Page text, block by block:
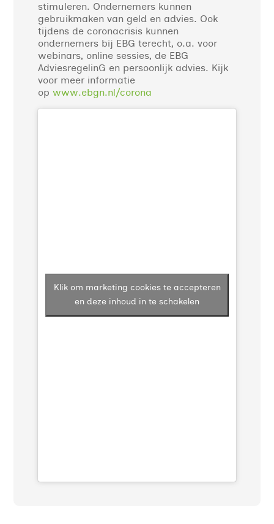
stimuleren. Ondernemers kunnen
gebruikmaken van geld en advies. Ook
tijdens de coronacrisis kunnen
ondernemers bij EBG terecht, o.a. voor
webinars, online sessies, de EBG
AdviesregelinG en persoonlijk advies. Kijk
voor meer informatie
opwww.ebgn.nl/corona
Klik om marketing cookies te accepteren
en deze inhoud in te schakelen